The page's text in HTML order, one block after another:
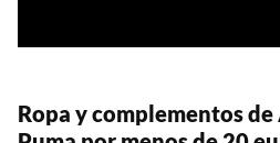
Ropa y complementos